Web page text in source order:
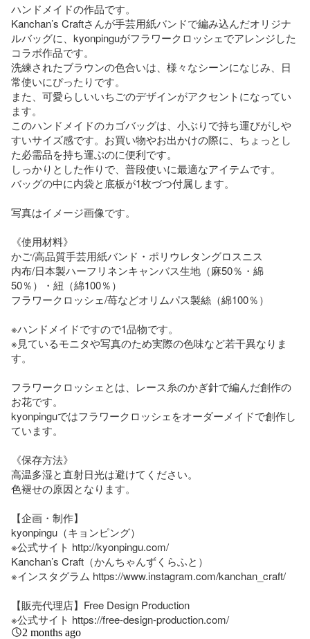
ハンドメイドの作品です。
Kanchan’s Craftさんが手芸用紙バンドで編み込んだオリジナ
ルバッグに、kyonpinguがフラワークロッシェでアレンジした
コラボ作品です。
洗練されたブラウンの色合いは、様々なシーンになじみ、日
常使いにぴったりです。
また、可愛らしいいちごのデザインがアクセントになってい
ます。
このハンドメイドのカゴバッグは、小ぶりで持ち運びがしや
すいサイズ感です。お買い物やお出かけの際に、ちょっとし
た必需品を持ち運ぶのに便利です。
しっかりとした作りで、普段使いに最適なアイテムです。
バッグの中に内袋と底板が1枚づつ付属します。
写真はイメージ画像です。
《使用材料》
かご/高品質手芸用紙バンド・ポリウレタングロスニス
内布/日本製ハーフリネンキャンバス生地（麻50％・綿
50％）・紐（綿100％）
フラワークロッシェ/苺などオリムパス製絲（綿100％）
※ハンドメイドですので1品物です。
※見ているモニタや写真のため実際の色味など若干異なりま
す。
フラワークロッシェとは、レース糸のかぎ針で編んだ創作の
お花です。
kyonpinguではフラワークロッシェをオーダーメイドで創作し
ています。
《保存方法》
高温多湿と直射日光は避けてください。
色褪せの原因となります。
【企画・制作】
kyonpingu（キョンピング）
※公式サイト http://kyonpingu.com/
Kanchan’s Craft（かんちゃんずくらふと）
※インスタグラム https://www.instagram.com/kanchan_craft/
【販売代理店】Free Design Production
※公式サイト https://free-design-production.com/
2 months ago